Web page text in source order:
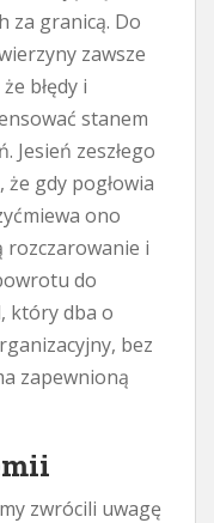
za granicą. Do
zawsze
błędy i
stanem
Jesień zeszłego
gdy pogłowia
ono
rozczarowanie i
do
który dba o
bez
zapewnioną
zwrócili uwagę